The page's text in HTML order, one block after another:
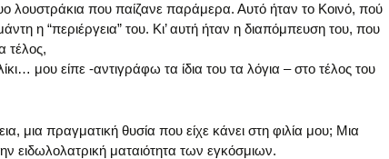
λουστράκια που παίζανε παράμερα. Αυτό ήταν το Κοινό, πού
η “περιέργεια” του. Κι’ αυτή ήταν η διαπόμπευση του, που
τέλος,
μου είπε -αντιγράφω τα ίδια του τα λόγια – στο τέλος του
μια πραγματική θυσία που είχε κάνει στη φιλία μου; Μια
ειδωλολατρική ματαιότητα των εγκόσμιων.